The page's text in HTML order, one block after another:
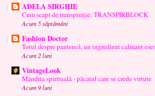
ADELA SIRGHIE
Cum scapi de transpirație: TRANSPIRBLOCK
Acum 5 săptămâni
Fashion Doctor
Totul despre pantenol, un ingredient calmant
Acum 2 luni
VintageLook
Mândria spirituală - păcatul care se crede virtute
Acum 9 luni